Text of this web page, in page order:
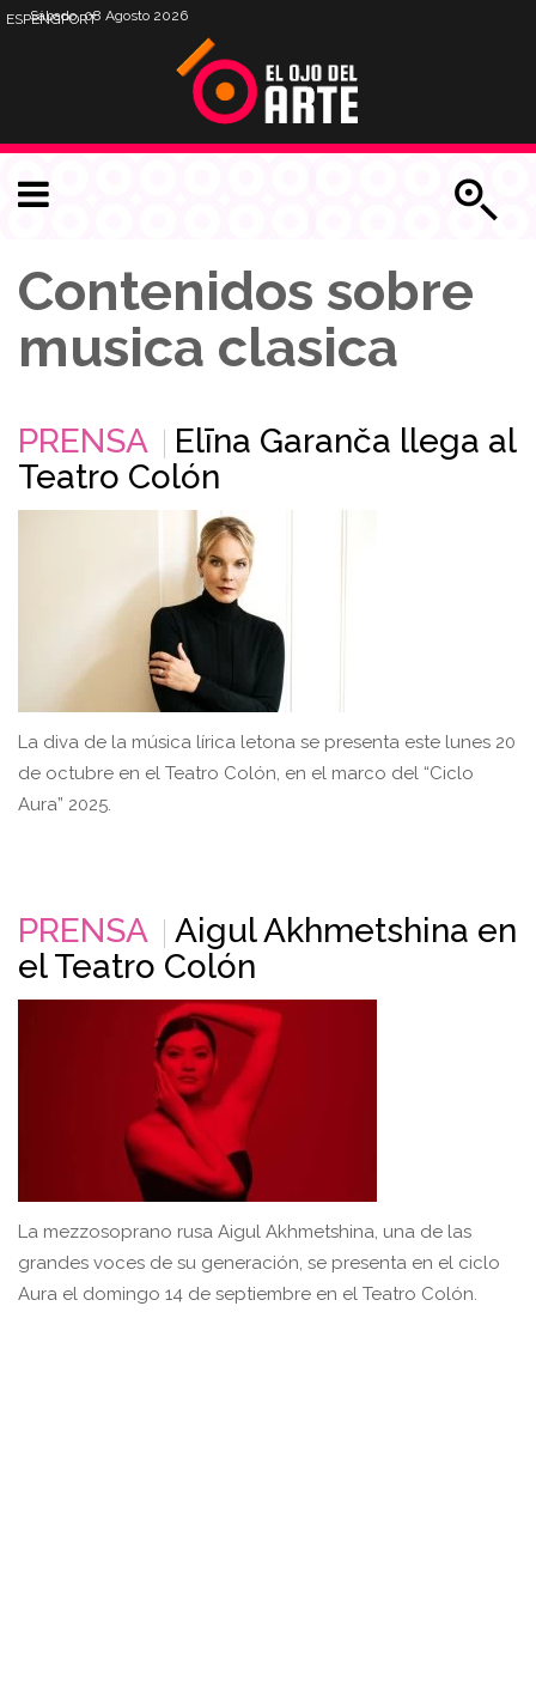
Sábado, 08 Agosto 2026
ESPENGPORT
Contenidos sobre
musica clasica
PRENSA
Elīna Garanča llega al
Teatro Colón
La diva de la música lírica letona se presenta este lunes 20
de octubre en el Teatro Colón, en el marco del “Ciclo
Aura” 2025.
PRENSA
Aigul Akhmetshina en
el Teatro Colón
La mezzosoprano rusa Aigul Akhmetshina, una de las
grandes voces de su generación, se presenta en el ciclo
Aura el domingo 14 de septiembre en el Teatro Colón.